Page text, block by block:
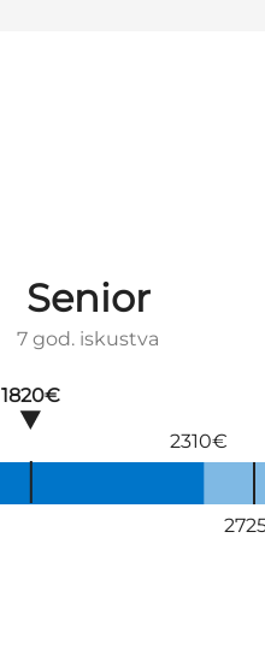
Senior
7 god. iskustva
1820€
2310€